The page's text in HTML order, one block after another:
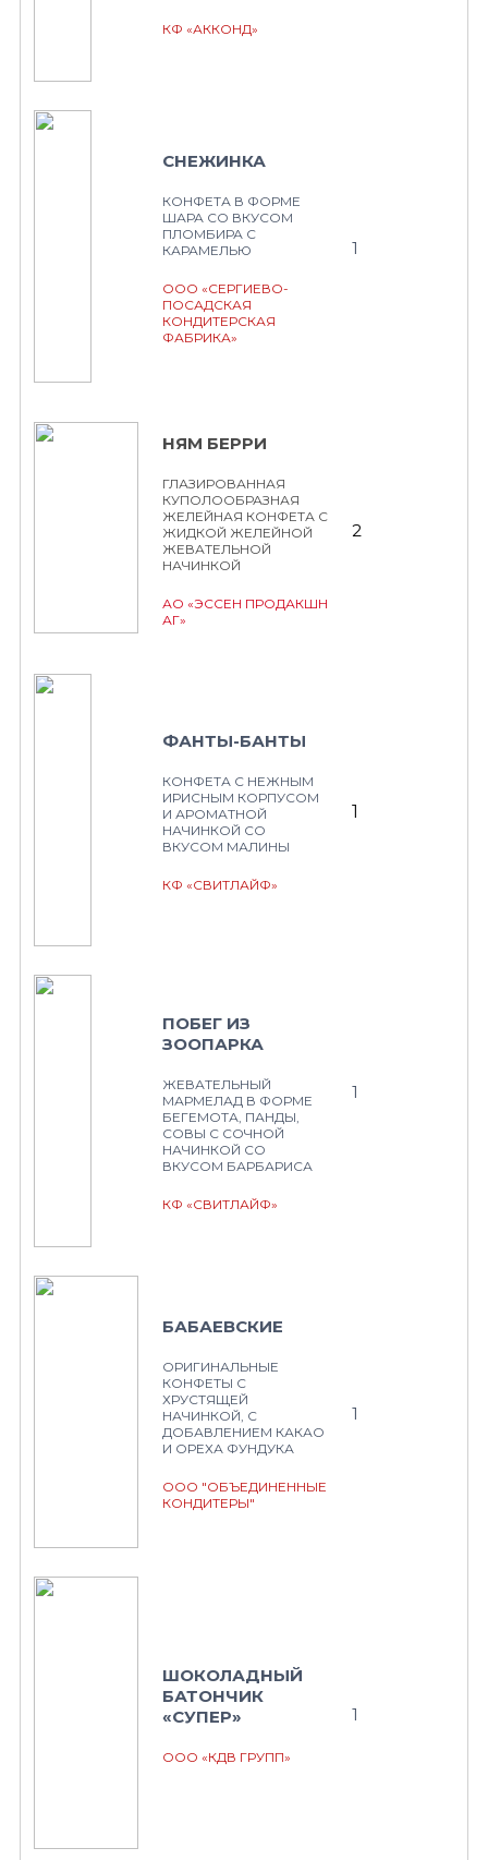
КФ «АККОНД»
СНЕЖИНКА
КОНФЕТА В ФОРМЕ
ШАРА СО ВКУСОМ
ПЛОМБИРА С
КАРАМЕЛЬЮ
ООО «СЕРГИЕВО-
ПОСАДСКАЯ
КОНДИТЕРСКАЯ
ФАБРИКА»
1
НЯМ БЕРРИ
ГЛАЗИРОВАННАЯ
КУПОЛООБРАЗНАЯ
ЖЕЛЕЙНАЯ КОНФЕТА С
ЖИДКОЙ ЖЕЛЕЙНОЙ
ЖЕВАТЕЛЬНОЙ
НАЧИНКОЙ
АО «ЭССЕН ПРОДАКШН
АГ»
2
ФАНТЫ-БАНТЫ
КОНФЕТА С НЕЖНЫМ
ИРИСНЫМ КОРПУСОМ
И АРОМАТНОЙ
НАЧИНКОЙ СО
ВКУСОМ МАЛИНЫ
КФ «СВИТЛАЙФ»
1
ПОБЕГ ИЗ
ЗООПАРКА
ЖЕВАТЕЛЬНЫЙ
МАРМЕЛАД В ФОРМЕ
БЕГЕМОТА, ПАНДЫ,
СОВЫ С СОЧНОЙ
НАЧИНКОЙ СО
ВКУСОМ БАРБАРИСА
КФ «СВИТЛАЙФ»
1
БАБАЕВСКИЕ
ОРИГИНАЛЬНЫЕ
КОНФЕТЫ С
ХРУСТЯЩЕЙ
НАЧИНКОЙ, С
ДОБАВЛЕНИЕМ КАКАО
И ОРЕХА ФУНДУКА
ООО "ОБЪЕДИНЕННЫЕ
КОНДИТЕРЫ"
1
ШОКОЛАДНЫЙ
БАТОНЧИК
«СУПЕР»
ООО «КДВ ГРУПП»
1